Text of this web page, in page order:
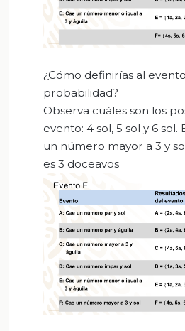
¿Cómo definirías al
probabilidad?
Observa cuáles son los
evento: 4 sol, 5 sol y 6 sol.
un número mayor a 3 y
es 3 doceavos